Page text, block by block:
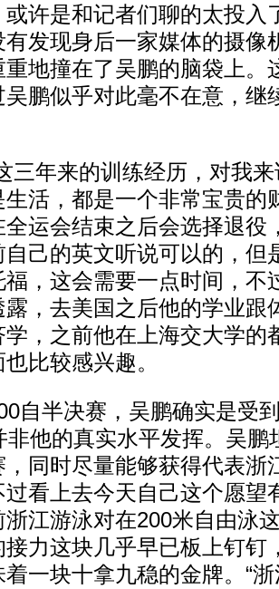
许是和记者们聊的太投入
发现身后一家媒体的摄像
地撞在了吴鹏的脑袋上。
鹏似乎对此毫不在意，继
年来的训练经历，对我来
活，都是一个非常宝贵的
运会结束之后会选择退役
己的英文听说可以的，但
，这会需要一点时间，不
，去美国之后他的学业跟
，之前他在上海交大学的
比较感兴趣。
半决赛，吴鹏确实是受
非他的真实水平发挥。吴鹏
同时尽量能够获得代表浙
过看上去今天自己这个愿望
江游泳对在200米自由泳
力这块几乎早已板上钉钉
一块十拿九稳的金牌。“